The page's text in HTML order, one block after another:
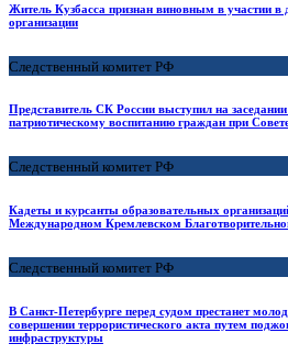
Житель Кузбасса признан виновным в участии в
организации
Следственный комитет РФ
Представитель СК России выступил на
патриотическому воспитанию граждан при
Следственный комитет РФ
Кадеты и курсанты образовательных
Международном Кремлевском
Следственный комитет РФ
В Санкт-Петербурге перед судом престанет
совершении террористического акта путем
инфраструктуры